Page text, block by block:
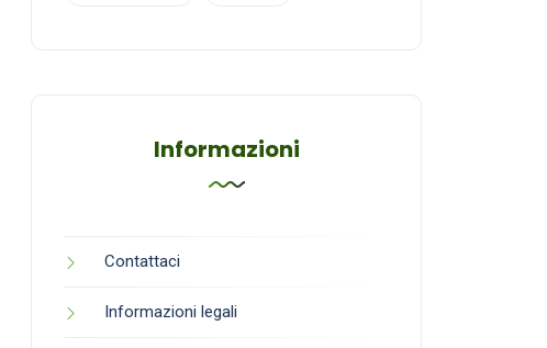
Informazioni
Contattaci
Informazioni legali